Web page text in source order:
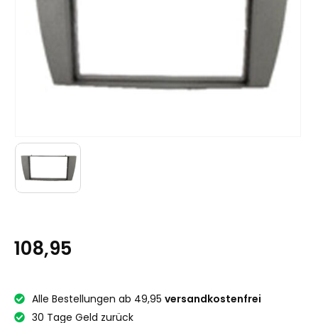
108,95
Alle Bestellungen ab 49,95 versandkostenfrei
30 Tage Geld zurück